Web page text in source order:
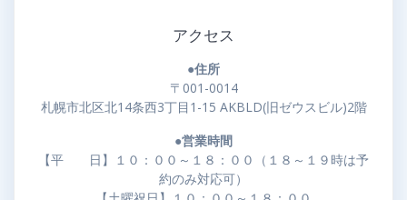
アクセス
●住所
〒001-0014
札幌市北区北14条西3丁目1-15 AKBLD(旧ゼウスビル)2階
●営業時間
【平 日】１０：００～１８：００（１８～１９時は予
約のみ対応可）